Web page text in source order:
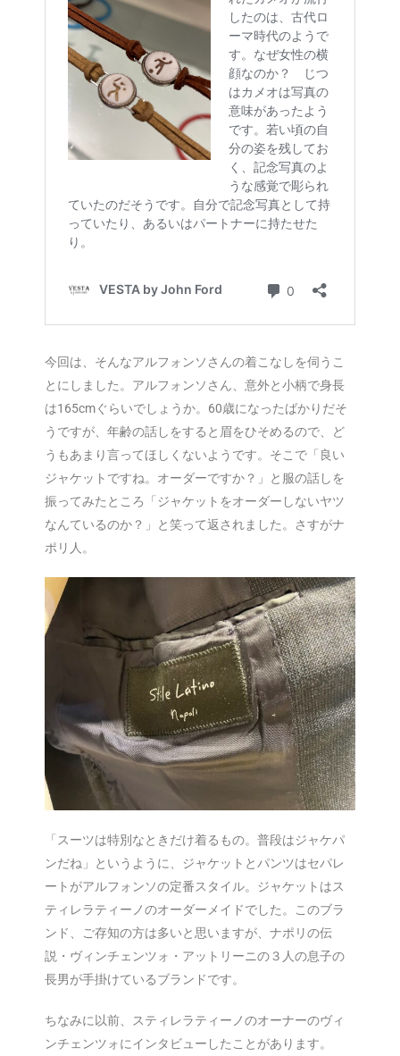
今回は、そんなアルフォンソさんの着こなしを伺うこ
とにしました。アルフォンソさん、意外と小柄で身長
は165cmぐらいでしょうか。60歳になったばかりだそ
うですが、年齢の話しをすると眉をひそめるので、ど
うもあまり言ってほしくないようです。そこで「良い
ジャケットですね。オーダーですか？」と服の話しを
振ってみたところ「ジャケットをオーダーしないヤツ
なんているのか？」と笑って返されました。さすがナ
ポリ人。
「スーツは特別なときだけ着るもの。普段はジャケパ
ンだね」というように、ジャケットとパンツはセパレ
ートがアルフォンソの定番スタイル。ジャケットはス
ティレラティーノのオーダーメイドでした。このブラ
ンド、ご存知の方は多いと思いますが、ナポリの伝
説・ヴィンチェンツォ・アットリーニの３人の息子の
長男が手掛けているブランドです。
ちなみに以前、スティレラティーノのオーナーのヴィ
ンチェンツォにインタビューしたことがあります。